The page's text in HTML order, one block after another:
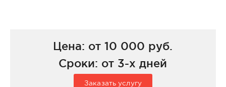
Цена: от 10 000 руб.
Сроки: от 3-х дней
Заказать услугу